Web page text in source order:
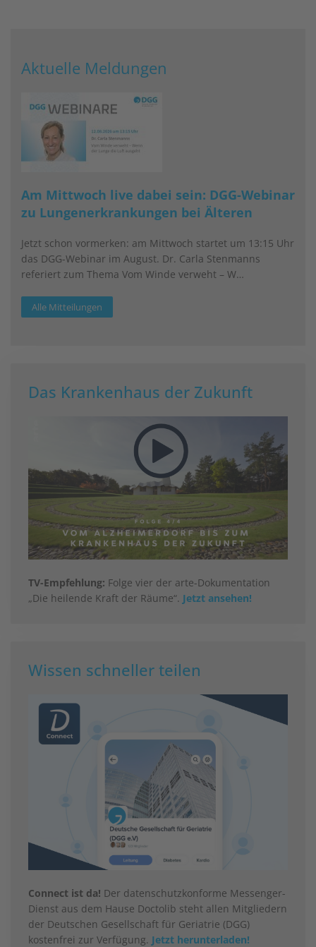
Aktuelle Meldungen
Am Mittwoch live dabei sein: DGG-Webinar
zu Lungenerkrankungen bei Älteren
Jetzt schon vormerken: am Mittwoch startet um 13:15 Uhr
das DGG-Webinar im August. Dr. Carla Stenmanns
referiert zum Thema Vom Winde verweht – W…
Alle Mitteilungen
Das Krankenhaus der Zukunft
TV-Empfehlung: Folge vier der arte-Dokumentation
„Die heilende Kraft der Räume“. Jetzt ansehen!
Wissen schneller teilen
Connect ist da! Der datenschutzkonforme Messenger-
Dienst aus dem Hause Doctolib steht allen Mitgliedern
der Deutschen Gesellschaft für Geriatrie (DGG)
kostenfrei zur Verfügung. Jetzt herunterladen!